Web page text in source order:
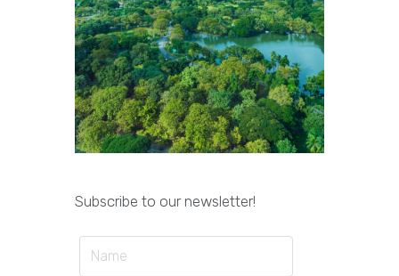
Subscribe to our newsletter!